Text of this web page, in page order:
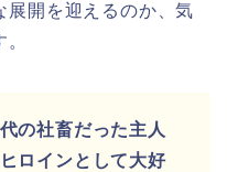
展開を迎えるのか、気
の社畜だった主人
ロインとして大好